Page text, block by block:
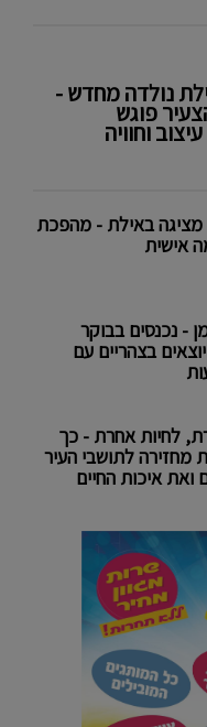
נולדה מחדש -
פוגש
וחוויה
מציגה באילת - מהפכת
אישית
- נכנסים בבוקר
בצהריים עם
לחיות אחרת - כך
מחזירה לתושבי העיר
ואת איכות החיים